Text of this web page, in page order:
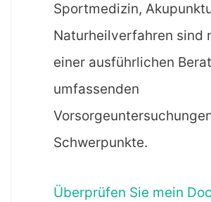
Sportmedizin,
Naturheilverfahren sind
einer ausführlichen
umfassenden
Schwerpunkte.
Überprüfen Sie mein